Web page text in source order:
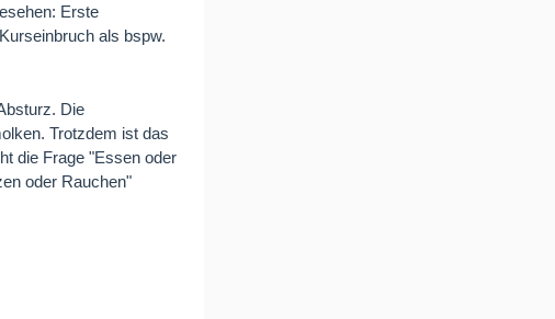
Erste
als bspw.
Die
Trotzdem ist das
die Frage "Essen oder
oder Rauchen"